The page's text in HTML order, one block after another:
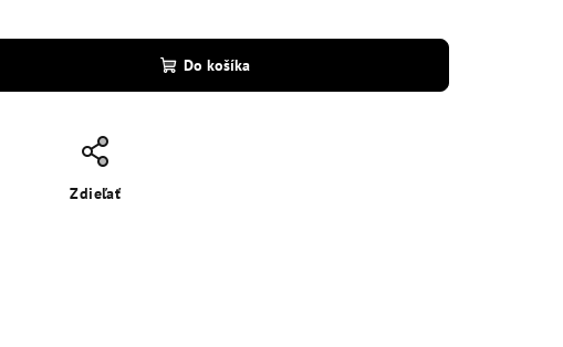
Do košíka
Zdieľať